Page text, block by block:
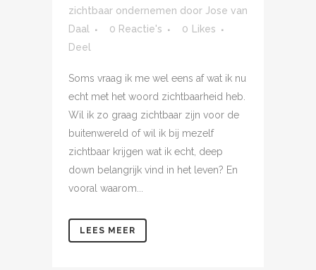
zichtbaar ondernemen door Jose van
Daal
0 Reactie's 0
Likes
Deel
Soms vraag ik me wel eens af wat ik nu
echt met het woord zichtbaarheid heb.
Wil ik zo graag zichtbaar zijn voor de
buitenwereld of wil ik bij mezelf
zichtbaar krijgen wat ik echt, deep
down belangrijk vind in het leven? En
vooral waarom...
LEES MEER